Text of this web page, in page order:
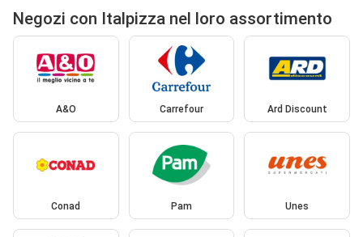
Negozi con Italpizza nel loro assortimento
A&O Carrefour Ard Discount
Conad Pam Unes